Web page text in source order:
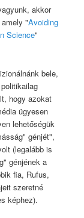
akkor
"Avoiding
Science"
bele,
hogy azokat
ügyesen
lehetőségük
génjét",
(legalább is
génjének a
fia, Rufus,
szeretné
képhez).